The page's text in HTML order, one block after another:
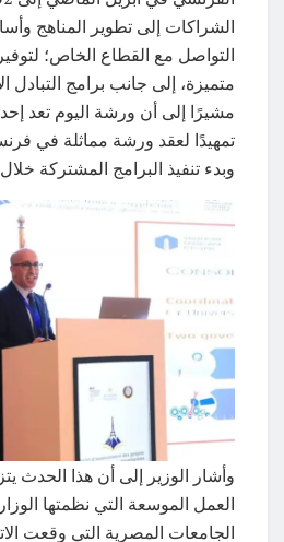
الشراكات إلى تطوير المناهج
التواصل مع القطاع الخاص؛
متميزة، إلى جانب برامج التبادل
مشيرًا إلى أن ورشة اليوم تعد
وبدء تنفيذ البرامج المشتركة
وأشار الوزير إلى أن هذا الحدث
العمل الموسعة التي نظمتها
الجامعات المصرية التي وقعت